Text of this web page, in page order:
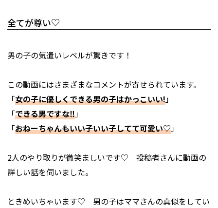
全てが尊い♡
男の子の気遣いレベルが驚きです！
この動画にはさまざまなコメントが寄せられています。
「女の子に優しくできる男の子はかっこいい!」
「できる男ですな‼️」
「おねーちゃんもいい子いい子してて可愛い♡」
2人のやり取りが微笑ましいです♡ 投稿者さんに動画の
詳しい話を伺いました。
――ときめいちゃいます♡ 男の子はママさんの真似をしてい